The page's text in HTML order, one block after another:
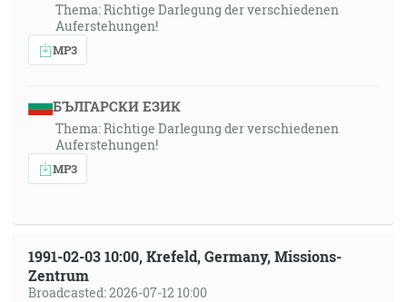
Thema: Richtige Darlegung der verschiedenen
Auferstehungen!
MP3
БЪЛГАРСКИ ЕЗИК
Thema: Richtige Darlegung der verschiedenen
Auferstehungen!
MP3
1991-02-03 10:00, Krefeld, Germany, Missions-
Zentrum
Broadcasted: 2026-07-12 10:00